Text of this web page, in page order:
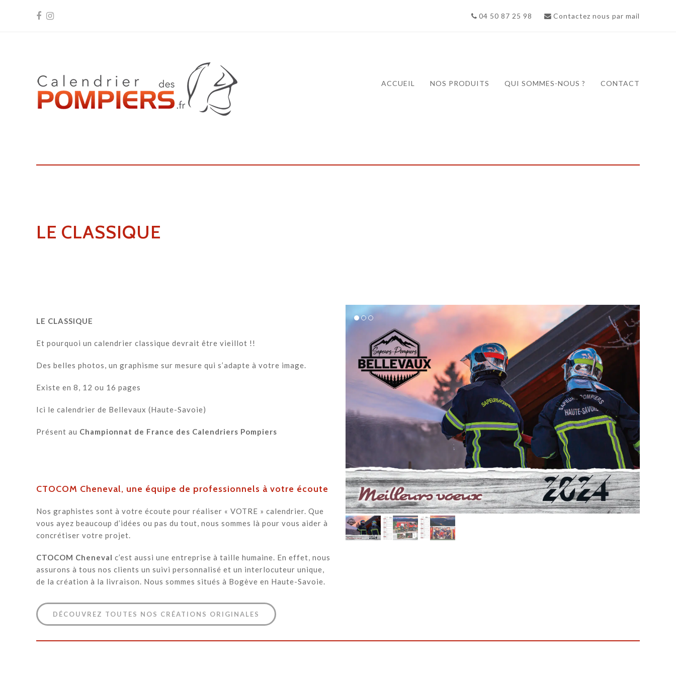
Facebook
Instagram 04 50 87 25 98 Contactez nous par mail
ACCUEIL NOS PRODUITS QUI SOMMES-NOUS ? CONTACT
LE CLASSIQUE
LE CLASSIQUE
Et pourquoi un calendrier classique devrait être vieillot !!
Des belles photos, un graphisme sur mesure qui s’adapte à votre image.
Existe en 8, 12 ou 16 pages
Ici le calendrier de Bellevaux (Haute-Savoie)
Présent au Championnat de France des Calendriers Pompiers
CTOCOM Cheneval, une équipe de professionnels à votre écoute
Nos graphistes sont à votre écoute pour réaliser « VOTRE » calendrier. Que
vous ayez beaucoup d’idées ou pas du tout, nous sommes là pour vous aider à
concrétiser votre projet.
CTOCOM Cheneval c’est aussi une entreprise à taille humaine. En effet, nous
assurons à tous nos clients un suivi personnalisé et un interlocuteur unique,
de la création à la livraison. Nous sommes situés à Bogève en Haute-Savoie.
DÉCOUVREZ TOUTES NOS CRÉATIONS ORIGINALES